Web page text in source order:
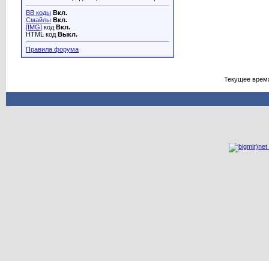
BB коды Вкл.
Смайлы Вкл.
[IMG] код Вкл.
HTML код Выкл.
Правила форума
Текущее